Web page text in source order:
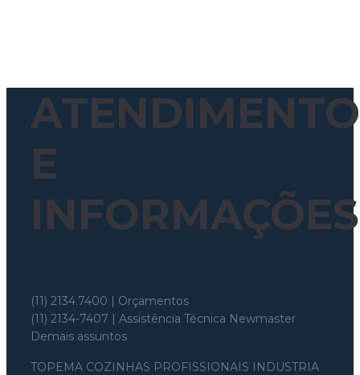
ATENDIMENTO
E
INFORMAÇÕES
(11) 2134.7400 | Orçamentos
(11) 2134-7407 | Assistência Técnica Newmaster
Demais assuntos
TOPEMA COZINHAS PROFISSIONAIS INDUSTRIA